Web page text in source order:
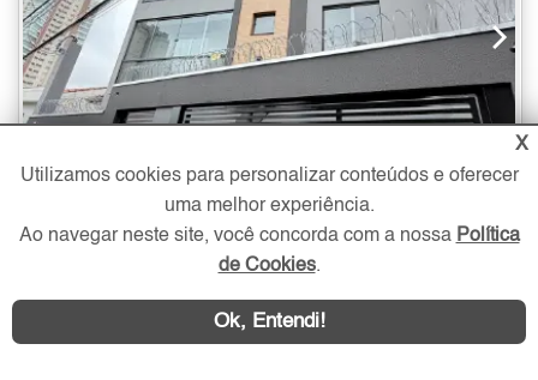
2 quartos - suíte 1 vaga 55 m²
X
Utilizamos cookies para personalizar conteúdos e oferecer
uma melhor experiência.
Ao navegar neste site, você concorda com a nossa Política
de Cookies.
Ok, Entendi!